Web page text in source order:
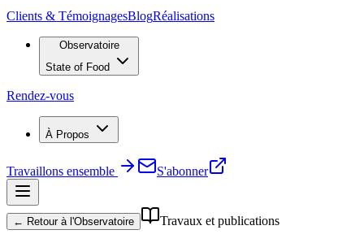
Clients & TémoignagesBlogRéalisations
Observatoire
State of Food
Rendez-vous
À Propos
Travaillons ensemble S'abonner
← Retour à l'Observatoire Travaux et publications